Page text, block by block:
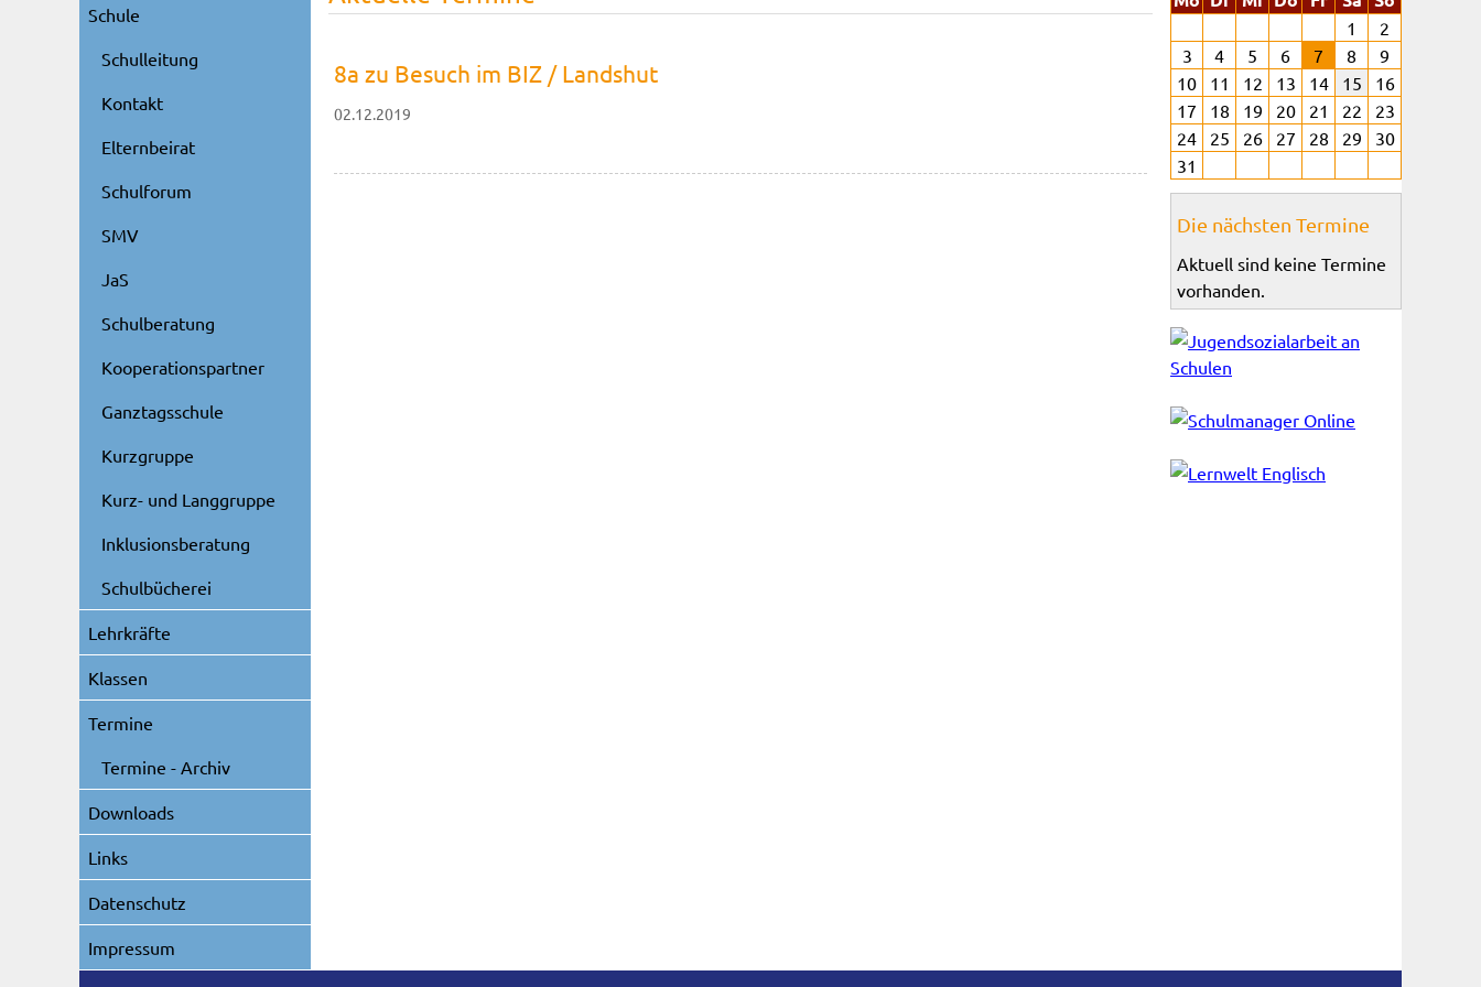
8a zu Besuch im BIZ / Landshut
02.12.2019
Schule
Schulleitung
Kontakt
Elternbeirat
Schulforum
SMV
JaS
Schulberatung
Kooperationspartner
Ganztagsschule
Kurzgruppe
Kurz- und Langgruppe
Inklusionsberatung
Schulbücherei
Lehrkräfte
Klassen
Termine
Termine - Archiv
Downloads
Links
Datenschutz
Impressum
1
2
3
4 5 6 7 8
9
10
11 12 13 14 15
16
17
18 19 20 21 22
23
24
25 26 27 28 29
30
31
Die nächsten Termine
Aktuell sind keine Termine
vorhanden.